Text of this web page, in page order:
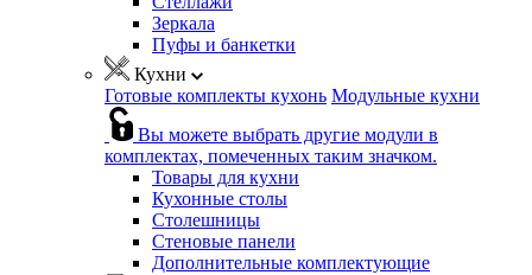
Зеркала
Пуфы и банкетки
Кухни
Готовые комплекты кухонь Модульные кухни
Вы можете выбрать другие модули в
комплектах, помеченных таким значком.
Товары для кухни
Кухонные столы
Столешницы
Стеновые панели
Дополнительные комплектующие